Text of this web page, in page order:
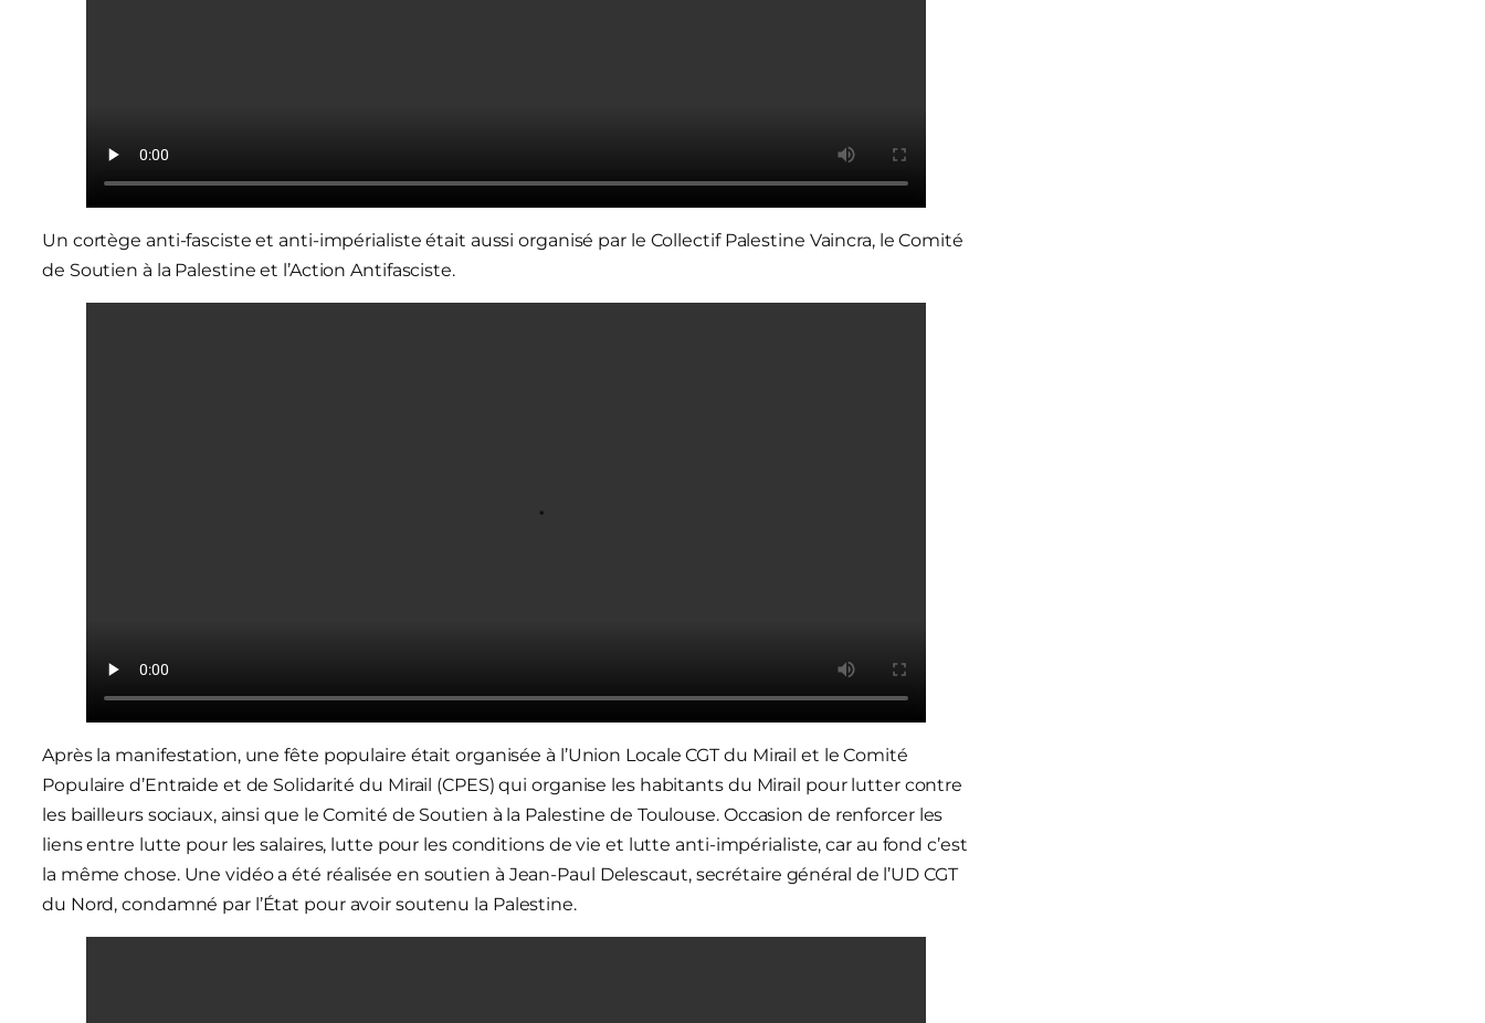
Un cortège anti-fasciste et anti-impérialiste était aussi organisé par le Collectif Palestine Vaincra, le Comité
de Soutien à la Palestine et l’Action Antifasciste.
Après la manifestation, une fête populaire était organisée à l’Union Locale CGT du Mirail et le Comité
Populaire d’Entraide et de Solidarité du Mirail (CPES) qui organise les habitants du Mirail pour lutter contre
les bailleurs sociaux, ainsi que le Comité de Soutien à la Palestine de Toulouse. Occasion de renforcer les
liens entre lutte pour les salaires, lutte pour les conditions de vie et lutte anti-impérialiste, car au fond c’est
la même chose. Une vidéo a été réalisée en soutien à Jean-Paul Delescaut, secrétaire général de l’UD CGT
du Nord, condamné par l’État pour avoir soutenu la Palestine.